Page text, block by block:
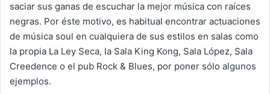
saciar sus ganas de escuchar la mejor música con raíces
negras. Por éste motivo, es habitual encontrar actuaciones
de música soul en cualquiera de sus estilos en salas como
la propia La Ley Seca, la Sala King Kong, Sala López, Sala
Creedence o el pub Rock & Blues, por poner sólo algunos
ejemplos.